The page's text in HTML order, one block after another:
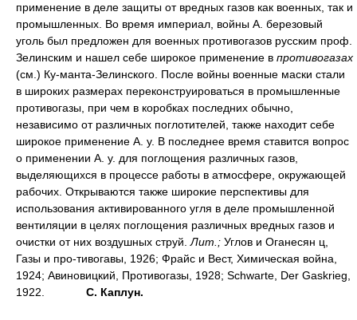
применение в деле защиты от вредных газов как военных, так и
промышленных. Во время империал, войны А. березовый
уголь был предложен для военных противогазов русским проф.
Зелинским и нашел себе широкое применение в противогазах
(см.) Ку-манта-Зелинского. После войны военные маски стали
в широких размерах переконструироваться в промышленные
противогазы, при чем в коробках последних обычно,
независимо от различных поглотителей, также находит себе
широкое применение А. у. В последнее время ставится вопрос
о применении А. у. для поглощения различных газов,
выделяющихся в процессе работы в атмосфере, окружающей
рабочих. Открываются также широкие перспективы для
использования активированного угля в деле промышленной
вентиляции в целях поглощения различных вредных газов и
очистки от них воздушных струй. Лит.; Углов и Оганесян ц,
Газы и про-тивогавы, 1926; Фрайс и Вест, Химическая война,
1924; Авиновицкий, Противогазы, 1928; Schwarte, Der Gaskrieg,
1922.
С. Каплун.